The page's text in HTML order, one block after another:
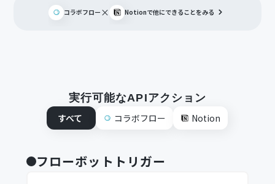
コラボフロー × Notionで他にできることをみる
実行可能なAPIアクション
すべて
コラボフロー Notion
フローボットトリガー